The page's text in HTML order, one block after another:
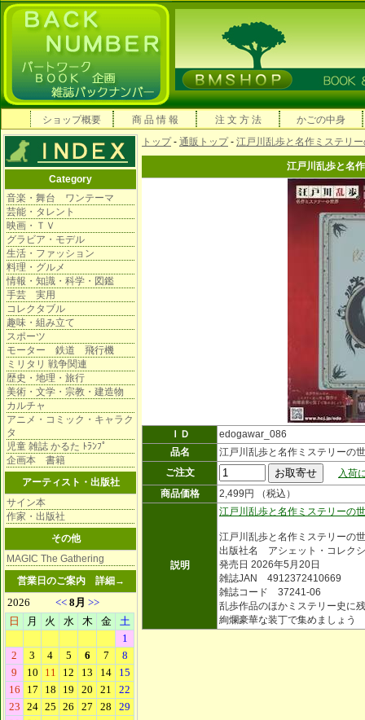
ショップ概要 商 品 情 報 注 文 方 法 かごの中身
Category
音楽・舞台 ワンテーマ
芸能・タレント
映画・ＴＶ
グラビア・モデル
生活・ファッション
料理・グルメ
情報・知識・科学・図鑑
手芸 実用
コレクタブル
趣味・組み立て
スポーツ
モーター 鉄道 飛行機
ミリタリ 戦争関連
歴史・地理・旅行
美術・文学・宗教・建造物
カルチャ
アニメ・コミック・キャラク
タ
児童 雑誌 かるた ﾄﾗﾝﾌﾟ
企画本 書籍
アーティスト・出版社
サイン本
作家・出版社
その他
MAGIC The Gathering
営業日のご案内 詳細→
トップ- 通販トップ- 江戸川乱歩と名作ミステリ
江戸川乱歩と名
ＩＤ
edogawar_086
品名
江戸川乱歩と名作ミステリーの
ご注文
入荷
商品価格
2,499円 （税込）
説明
江戸川乱歩と名作ミステリーの
江戸川乱歩と名作ミステリーの
出版社名 アシェット・コレク
発売日 2026年5月20日
雑誌JAN 4912372410669
雑誌コード 37241-06
乱歩作品のほかミステリー史に
絢爛豪華な装丁で集めましょう